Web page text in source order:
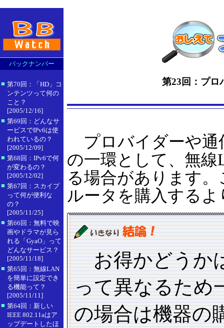
バックナンバー
■ 第70回：「HD」コ
ンテンツって何の
こと？
[2005/12/16]
■ 第69回：どんなサ
ービスでIPv6は使
われているの？
[2005/12/09]
■ 第68回：IPv6で何
が変わるの？
[2005/12/02]
■ 第67回：スカイプ
って何が便利な
の？
[2005/11/25]
■ 第66回：無料で映
画やドラマが見ら
れる「GyaO」って
どんなサービス？
[2005/11/18]
■ 第65回：無線LAN
を簡単に設定でき
る機能って？
[2005/11/11]
■ 第64回：新しい
IEEE 802.11aはア
ップデートしたほ
第23回：プロ
プロバイダーや通
の一環として、無
る場合があります
ルータを購入する
お得かどうか
って異なるため
の場合は機器の